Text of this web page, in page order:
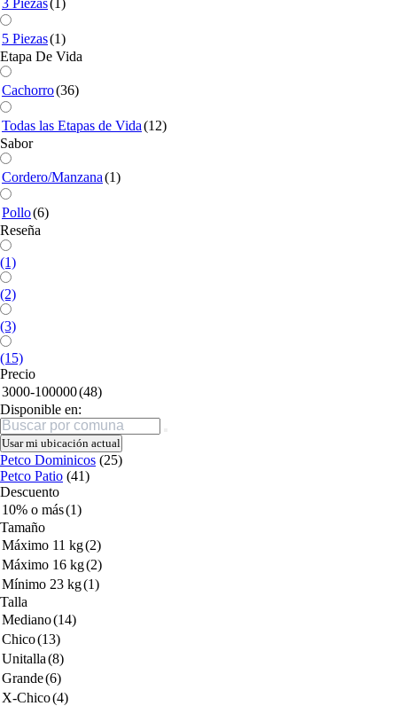
3 Piezas(1)
5 Piezas(1)
Etapa De Vida
Cachorro(36)
Todas las Etapas de Vida(12)
Sabor
Cordero/Manzana(1)
Pollo(6)
Reseña
(1)
(2)
(3)
(15)
Precio
3000-100000(48)
Disponible en:
Buscar
Usar mi ubicación actual
Petco Dominicos (25)
Petco Patio (41)
Descuento
10% o más(1)
Tamaño
Máximo 11 kg(2)
Máximo 16 kg(2)
Mínimo 23 kg(1)
Talla
Mediano(14)
Chico(13)
Unitalla(8)
Grande(6)
X-Chico(4)